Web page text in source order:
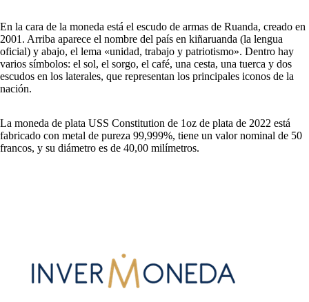
En la cara de la moneda está el escudo de armas de Ruanda, creado en
2001. Arriba aparece el nombre del país en kiñaruanda (la lengua
oficial) y abajo, el lema «unidad, trabajo y patriotismo». Dentro hay
varios símbolos: el sol, el sorgo, el café, una cesta, una tuerca y dos
escudos en los laterales, que representan los principales iconos de la
nación.
La moneda de plata USS Constitution de 1oz de plata de 2022 está
fabricado con metal de pureza 99,999%, tiene un valor nominal de 50
francos, y su diámetro es de 40,00 milímetros.